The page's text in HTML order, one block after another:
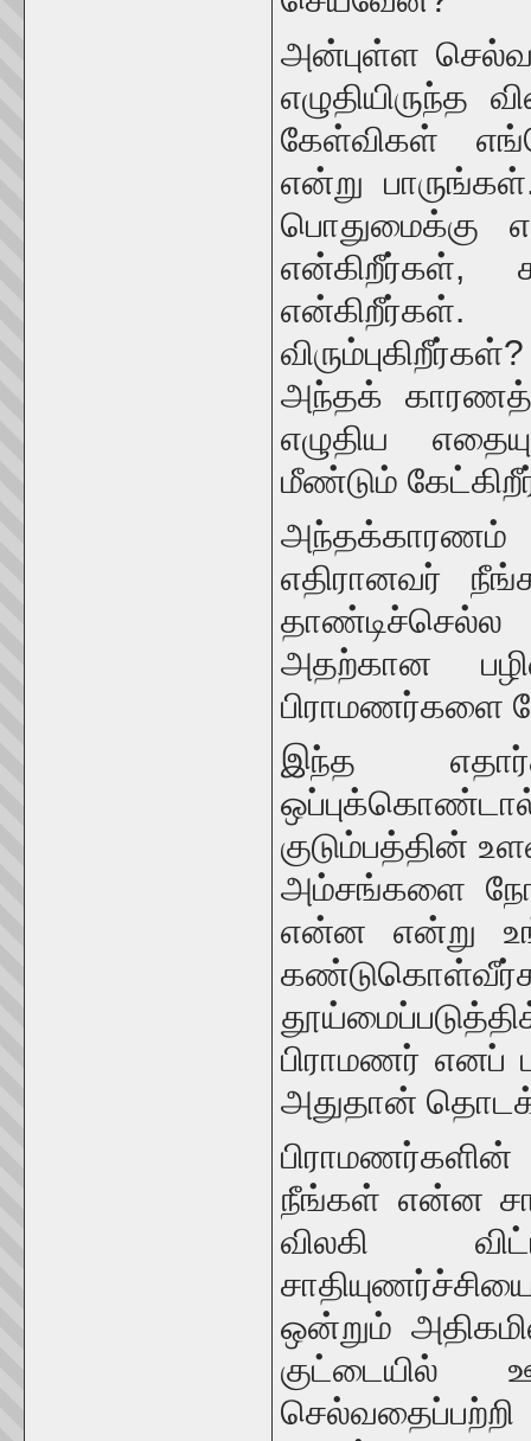
அன்புள்ள
எழுதியிருந்த
கேள்விகள்
என்று
பொதுமைக்கு
என்கிறீர்கள்,
அந்தக்
எழுதிய
மீண்டும்
எதிரானவர்
அதற்கான
பிராமணர்களை
இந்த
குடும்பத்தின்
அம்சங்களை
என்ன என்று
பிராமணர் எனப்
அதுதான்
நீங்கள் என்ன
விலகி
ஒன்றும்
குட்டையில்
செல்வதைப்பற்றி